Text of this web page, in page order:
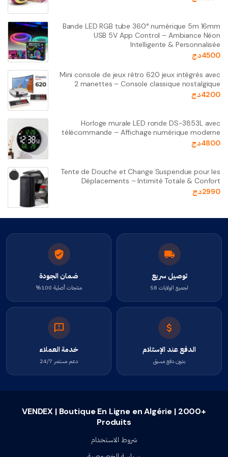
Bande LED RGB tube 360° numérique 5m 16mm
USB 5V App Control – Ambiance Néon
Intelligente & Personnalisée
4500د.ج
Mini console de jeux rétro 620 jeux intégrés avec
2 manettes – Console classique nostalgique
4200د.ج
Horloge murale LED ronde DS-3853L avec
télécommande – Affichage numérique moderne
4800د.ج
Tente de Douche et Change Suspendue pour les
Déplacements – Intimité Totale & Confort
2990د.ج
توصيل سريع
لجميع الولايات 58
ضمان الجودة
منتجات أصلية 100%
الدفع عند الإستلام
بدون دفع مسبق
خدمة العملاء
دعم مستمر 24/7
VENDEX | Boutique En Ligne en Algérie | 2000+
Produits
شروط الاستخدام